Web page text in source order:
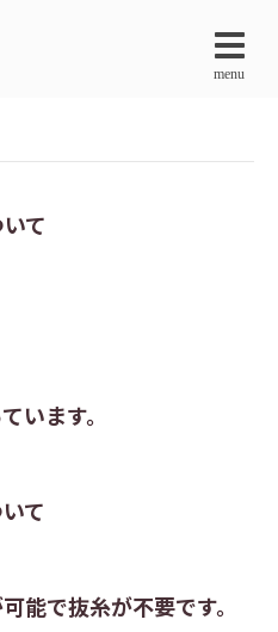
menu
て
います。
て
能で抜糸が不要です。